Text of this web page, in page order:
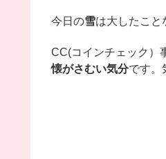
今日の雪は大したこと
CC(コインチェック）
懐がさむい気分です。